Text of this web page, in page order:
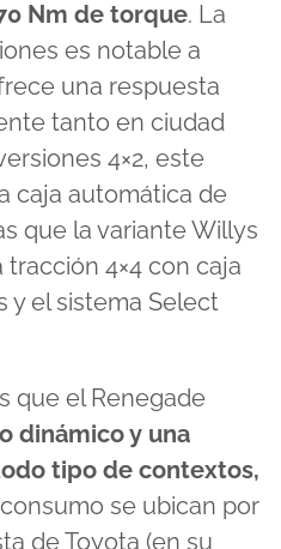
Nm de torque. La
es notable a
una respuesta
tanto en ciudad
4×2, este
caja automática de
que la variante Willys
4×4 con caja
y el sistema Select
que el Renegade
dinámico y una
tipo de contextos,
se ubican por
de Toyota (en su